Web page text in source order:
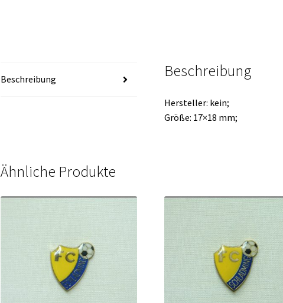
Beschreibung Beschreibung
Hersteller: kein;
Größe: 17×18 mm;
Ähnliche Produkte